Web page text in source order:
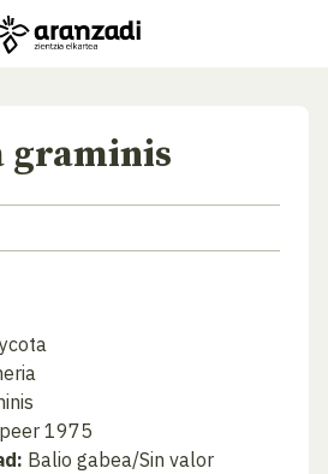
graminis
1975
Balio gabea/Sin valor